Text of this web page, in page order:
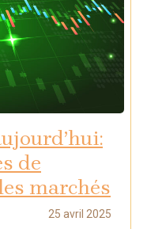
de
marchés
25 avril 2025